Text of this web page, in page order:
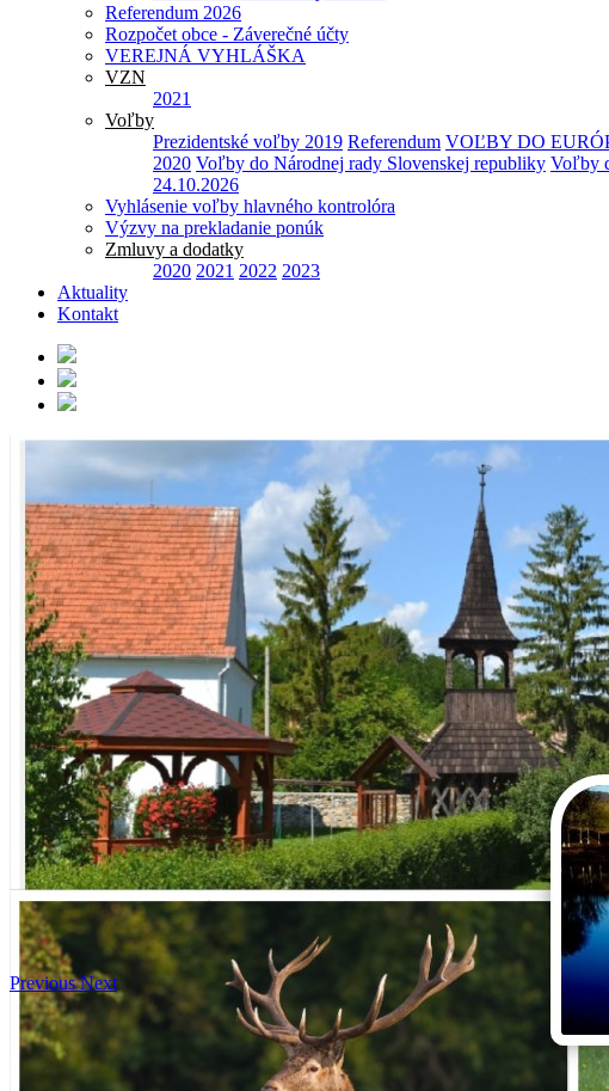
Referendum 2026
Rozpočet obce - Záverečné účty
VEREJNÁ VYHLÁŠKA
VZN
2021
Voľby
Prezidentské voľby 2019 Referendum VOĽBY DO
2020 Voľby do Národnej rady Slovenskej republiky Voľby
24.10.2026
Vyhlásenie voľby hlavného kontrolóra
Výzvy na prekladanie ponúk
Zmluvy a dodatky
2020 2021 2022 2023
Aktuality
Kontakt
Previous Next